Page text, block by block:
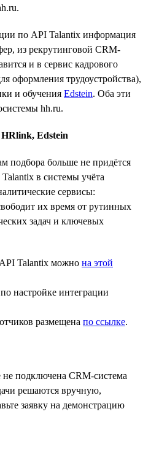
по API Talantix информация
из рекрутинговой CRM-
и в сервис кадрового
оформления трудоустройства),
и обучения Edstein. Оба эти
hh.ru.
Edstein
подбора больше не придётся
в системы учёта
сервисы:
их время от рутинных
задач и ключевых
Talantix можно на этой
настройке интеграции
размещена по ссылке.
подключена CRM-система
решаются вручную,
заявку на демонстрацию